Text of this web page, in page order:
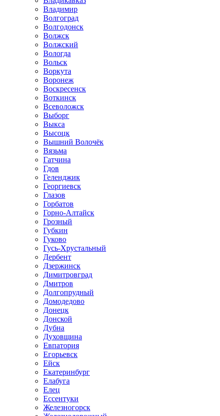
Владимир
Волгоград
Волгодонск
Волжск
Волжский
Вологда
Вольск
Воркута
Воронеж
Воскресенск
Воткинск
Всеволожск
Выборг
Выкса
Высоцк
Вышний Волочёк
Вязьма
Гатчина
Гдов
Геленджик
Георгиевск
Глазов
Горбатов
Горно-Алтайск
Грозный
Губкин
Гуково
Гусь-Хрустальный
Дербент
Дзержинск
Димитровград
Дмитров
Долгопрудный
Домодедово
Донецк
Донской
Дубна
Духовщина
Евпатория
Егорьевск
Ейск
Екатеринбург
Елабуга
Елец
Ессентуки
Железногорск